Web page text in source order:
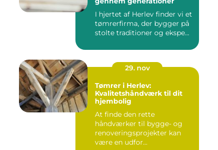
I hjertet af Herlev finder vi et
tømrerfirma, der bygger på
stolte traditioner og ekspe...
29. nov
Tømrer i Herlev:
Kvalitetshåndværk til dit
hjembolig
At finde den rette
håndværker til bygge- og
renoveringsprojekter kan
være en udfor...